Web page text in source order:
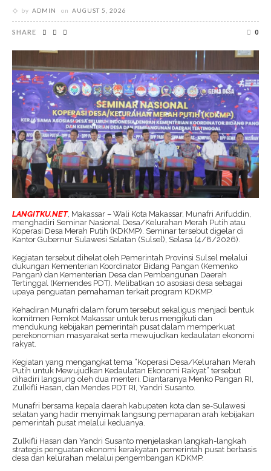
by ADMIN on AUGUST 5, 2026
SHARE 0
LANGITKU.NET, Makassar – Wali Kota Makassar, Munafri Arifuddin,
menghadiri Seminar Nasional Desa/Kelurahan Merah Putih atau
Koperasi Desa Merah Putih (KDKMP). Seminar tersebut digelar di
Kantor Gubernur Sulawesi Selatan (Sulsel), Selasa (4/8/2026).
Kegiatan tersebut dihelat oleh Pemerintah Provinsi Sulsel melalui
dukungan Kementerian Koordinator Bidang Pangan (Kemenko
Pangan) dan Kementerian Desa dan Pembangunan Daerah
Tertinggal (Kemendes PDT). Melibatkan 10 asosiasi desa sebagai
upaya penguatan pemahaman terkait program KDKMP.
Kehadiran Munafri dalam forum tersebut sekaligus menjadi bentuk
komitmen Pemkot Makassar untuk terus mengikuti dan
mendukung kebijakan pemerintah pusat dalam memperkuat
perekonomian masyarakat serta mewujudkan kedaulatan ekonomi
rakyat.
Kegiatan yang mengangkat tema “Koperasi Desa/Kelurahan Merah
Putih untuk Mewujudkan Kedaulatan Ekonomi Rakyat” tersebut
dihadiri langsung oleh dua menteri. Diantaranya Menko Pangan RI,
Zulkifli Hasan, dan Mendes PDT RI, Yandri Susanto.
Munafri bersama kepala daerah kabupaten kota dan se-Sulawesi
selatan yang hadir menyimak langsung pemaparan arah kebijakan
pemerintah pusat melalui keduanya.
Zulkifli Hasan dan Yandri Susanto menjelaskan langkah-langkah
strategis penguatan ekonomi kerakyatan pemerintah pusat berbasis
desa dan kelurahan melalui pengembangan KDKMP.